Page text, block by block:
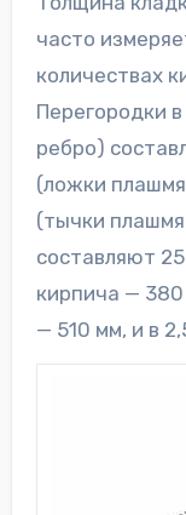
часто
количествах
Перегородки
ребро)
(ложки
(тычки
составляют
кирпича —
— 510 мм, и в